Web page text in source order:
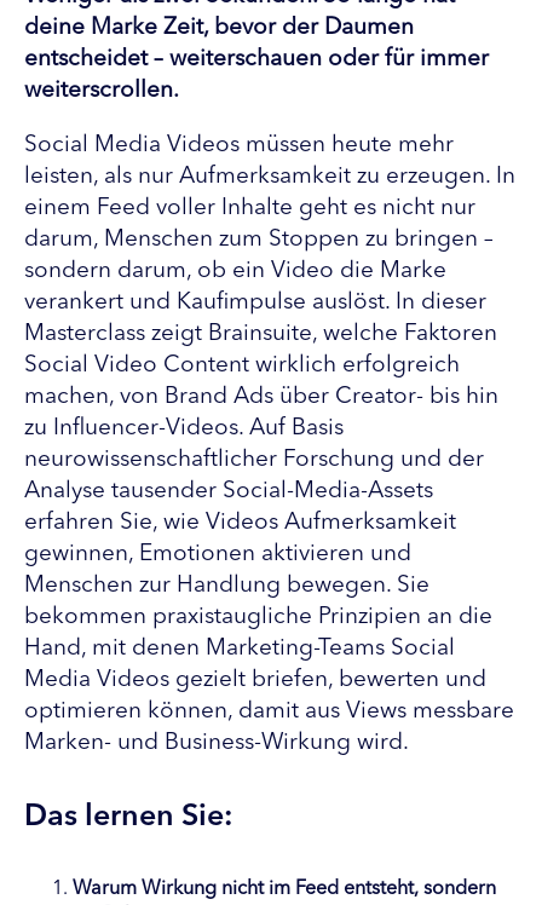
deine Marke Zeit, bevor der Daumen
entscheidet – weiterschauen oder für immer
weiterscrollen.
Social Media Videos müssen heute mehr
leisten, als nur Aufmerksamkeit zu erzeugen. In
einem Feed voller Inhalte geht es nicht nur
darum, Menschen zum Stoppen zu bringen –
sondern darum, ob ein Video die Marke
verankert und Kaufimpulse auslöst. In dieser
Masterclass zeigt Brainsuite, welche Faktoren
Social Video Content wirklich erfolgreich
machen, von Brand Ads über Creator- bis hin
zu Influencer-Videos. Auf Basis
neurowissenschaftlicher Forschung und der
Analyse tausender Social-Media-Assets
erfahren Sie, wie Videos Aufmerksamkeit
gewinnen, Emotionen aktivieren und
Menschen zur Handlung bewegen. Sie
bekommen praxistaugliche Prinzipien an die
Hand, mit denen Marketing-Teams Social
Media Videos gezielt briefen, bewerten und
optimieren können, damit aus Views messbare
Marken- und Business-Wirkung wird.
Das lernen Sie:
Warum Wirkung nicht im Feed entsteht, sondern